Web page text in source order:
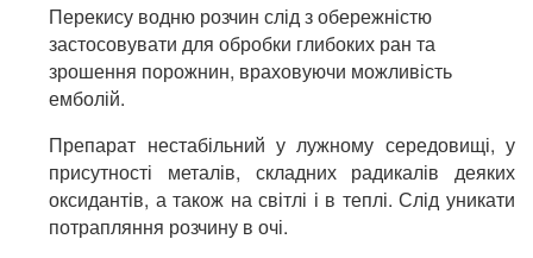
Перекису водню розчин слід з обережністю
застосовувати для обробки глибоких ран та
зрошення порожнин, враховуючи можливість
емболій.
Препарат нестабільний у лужному середовищі, у
присутності металів, складних радикалів деяких
оксидантів, а також на світлі і в теплі. Слід уникати
потрапляння розчину в очі.